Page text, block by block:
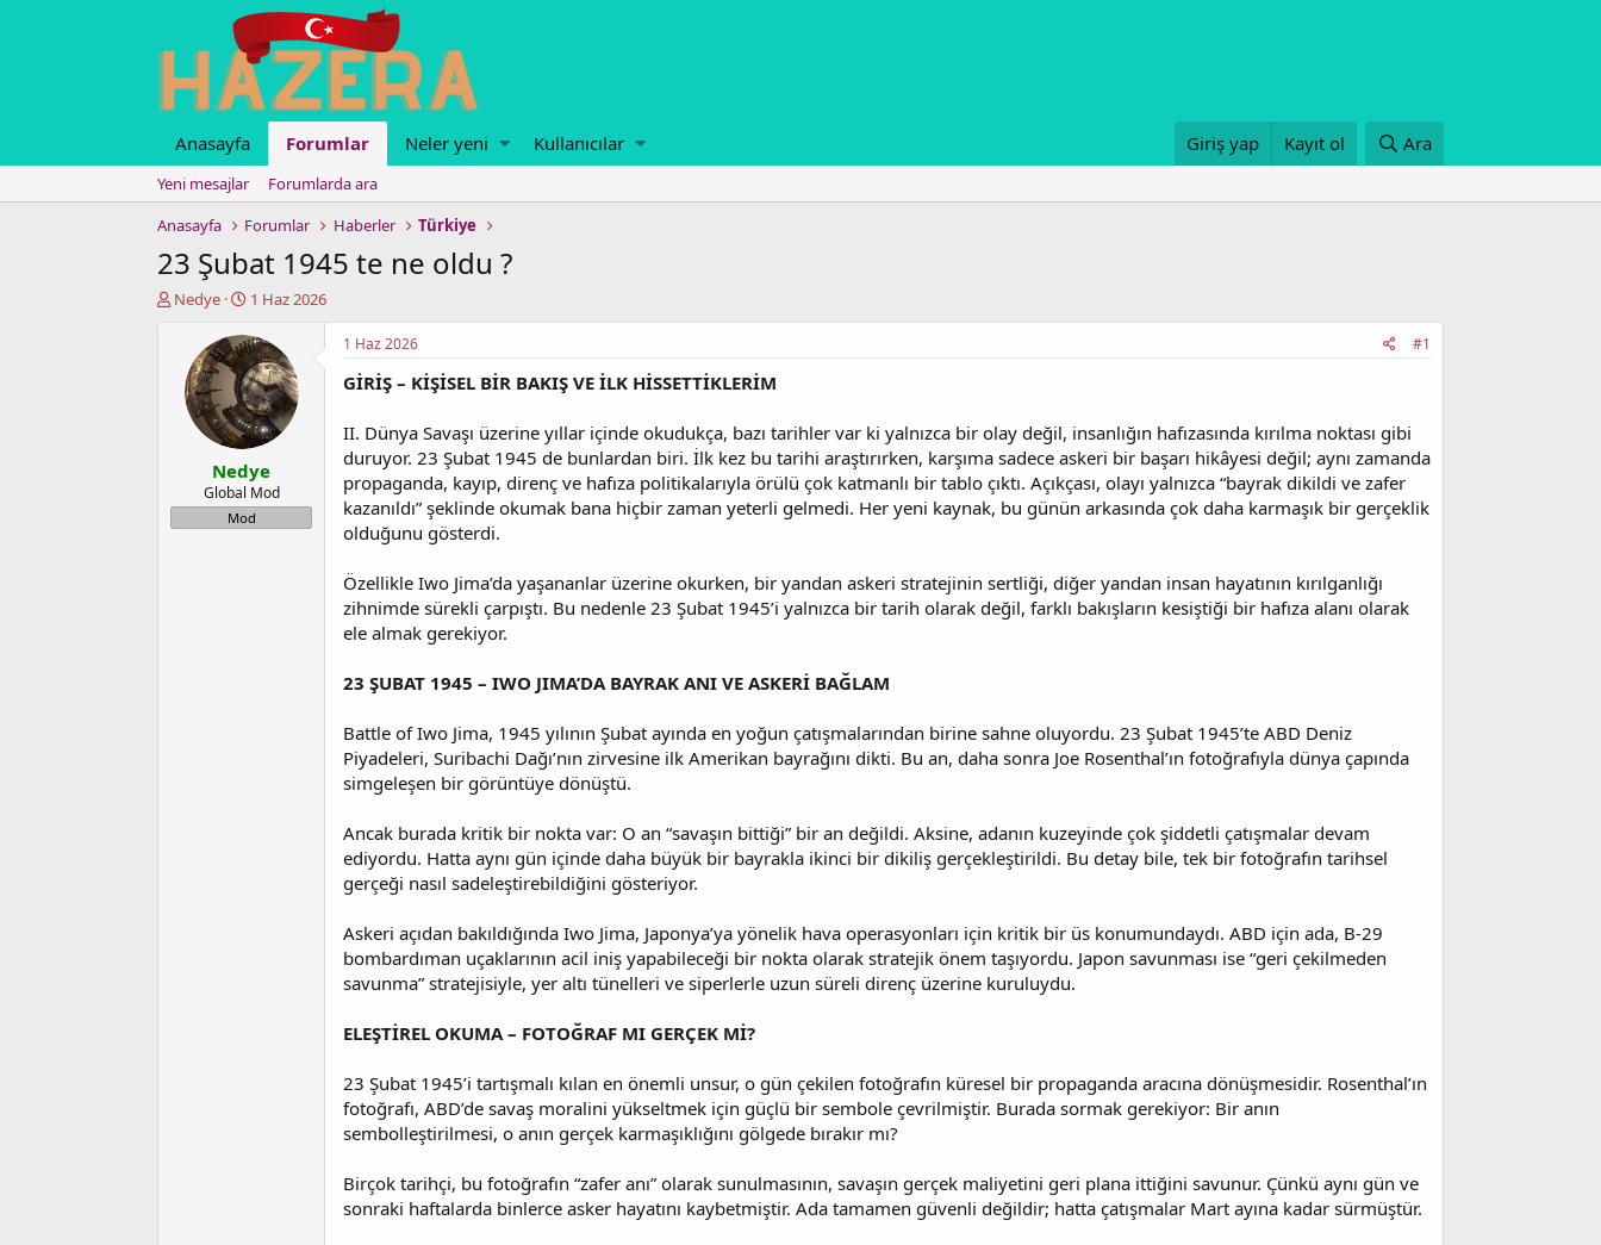
Anasayfa Forumlar Neler yeni Kullanıcılar Giriş yap Kayıt ol Ara
Yeni mesajlar
Forumlarda ara
Anasayfa
Forumlar Haberler Türkiye
23 Şubat 1945 te ne oldu ?
K
a
t
Nedye
B
ş
l
a
n
g
ı
ç
t
a
r
1 Haz 2026
Nedye
Global Mod
Mod
1 Haz 2026 #1
GİRİŞ – KİŞİSEL BİR BAKIŞ VE İLK HİSSETTİKLERİM
II. Dünya Savaşı üzerine yıllar içinde okudukça, bazı tarihler var ki yalnızca bir olay değil, insanlığın hafızasında kırılma noktası gibi
duruyor. 23 Şubat 1945 de bunlardan biri. İlk kez bu tarihi araştırırken, karşıma sadece askeri bir başarı hikâyesi değil; aynı zamanda
propaganda, kayıp, direnç ve hafıza politikalarıyla örülü çok katmanlı bir tablo çıktı. Açıkçası, olayı yalnızca “bayrak dikildi ve zafer
kazanıldı” şeklinde okumak bana hiçbir zaman yeterli gelmedi. Her yeni kaynak, bu günün arkasında çok daha karmaşık bir gerçeklik
olduğunu gösterdi.
Özellikle Iwo Jima’da yaşananlar üzerine okurken, bir yandan askeri stratejinin sertliği, diğer yandan insan hayatının kırılganlığı
zihnimde sürekli çarpıştı. Bu nedenle 23 Şubat 1945’i yalnızca bir tarih olarak değil, farklı bakışların kesiştiği bir hafıza alanı olarak
ele almak gerekiyor.
23 ŞUBAT 1945 – IWO JIMA’DA BAYRAK ANI VE ASKERİ BAĞLAM
Battle of Iwo Jima, 1945 yılının Şubat ayında en yoğun çatışmalarından birine sahne oluyordu. 23 Şubat 1945’te ABD Deniz
Piyadeleri, Suribachi Dağı’nın zirvesine ilk Amerikan bayrağını dikti. Bu an, daha sonra Joe Rosenthal’ın fotoğrafıyla dünya çapında
simgeleşen bir görüntüye dönüştü.
Ancak burada kritik bir nokta var: O an “savaşın bittiği” bir an değildi. Aksine, adanın kuzeyinde çok şiddetli çatışmalar devam
ediyordu. Hatta aynı gün içinde daha büyük bir bayrakla ikinci bir dikiliş gerçekleştirildi. Bu detay bile, tek bir fotoğrafın tarihsel
gerçeği nasıl sadeleştirebildiğini gösteriyor.
Askeri açıdan bakıldığında Iwo Jima, Japonya’ya yönelik hava operasyonları için kritik bir üs konumundaydı. ABD için ada, B-29
bombardıman uçaklarının acil iniş yapabileceği bir nokta olarak stratejik önem taşıyordu. Japon savunması ise “geri çekilmeden
savunma” stratejisiyle, yer altı tünelleri ve siperlerle uzun süreli direnç üzerine kuruluydu.
ELEŞTİREL OKUMA – FOTOĞRAF MI GERÇEK Mİ?
23 Şubat 1945’i tartışmalı kılan en önemli unsur, o gün çekilen fotoğrafın küresel bir propaganda aracına dönüşmesidir. Rosenthal’ın
fotoğrafı, ABD’de savaş moralini yükseltmek için güçlü bir sembole çevrilmiştir. Burada sormak gerekiyor: Bir anın
sembolleştirilmesi, o anın gerçek karmaşıklığını gölgede bırakır mı?
Birçok tarihçi, bu fotoğrafın “zafer anı” olarak sunulmasının, savaşın gerçek maliyetini geri plana ittiğini savunur. Çünkü aynı gün ve
sonraki haftalarda binlerce asker hayatını kaybetmiştir. Ada tamamen güvenli değildir; hatta çatışmalar Mart ayına kadar sürmüştür.